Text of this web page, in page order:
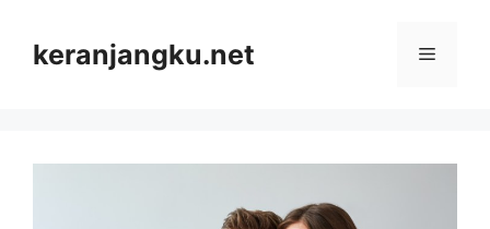
contentkeranjangku.net Menu